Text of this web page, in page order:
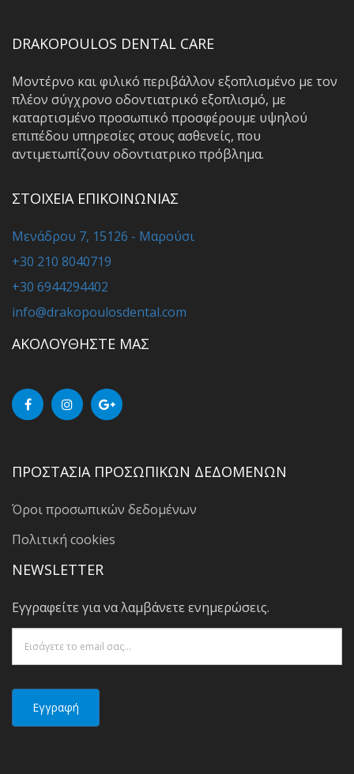
DRAKOPOULOS DENTAL CARE
Μοντέρνο και φιλικό περιβάλλον εξοπλισμένο με τον
πλέον σύγχρονο οδοντιατρικό εξοπλισμό, με
καταρτισμένο προσωπικό προσφέρουμε υψηλού
επιπέδου υπηρεσίες στους ασθενείς, που
αντιμετωπίζουν οδοντιατρικο πρόβλημα.
ΣΤΟΙΧΕΙΑ ΕΠΙΚΟΙΝΩΝΙΑΣ
Μενάδρου 7, 15126 - Μαρούσι
+30 210 8040719
+30 6944294402
info@drakopoulosdental.com
ΑΚΟΛΟΥΘΗΣΤΕ ΜΑΣ
ΠΡΟΣΤΑΣΙΑ ΠΡΟΣΩΠΙΚΩΝ ΔΕΔΟΜΕΝΩΝ
Όροι προσωπικών δεδομένων
Πολιτική cookies
NEWSLETTER
Εγγραφείτε για να λαμβάνετε ενημερώσεις.